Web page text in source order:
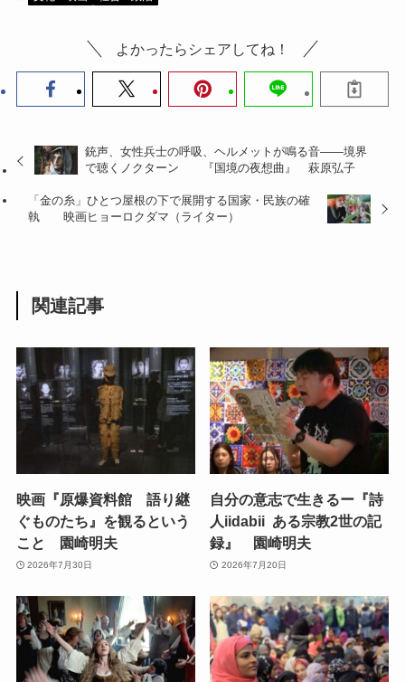
よかったらシェアしてね！
銃声、女性兵士の呼吸、ヘルメットが鳴る音――境界
で聴くノクターン 『国境の夜想曲』 萩原弘子
「金の糸」ひとつ屋根の下で展開する国家・民族の確
執 映画ヒョーロクダマ（ライター）
関連記事
映画『原爆資料館 語り継
ぐものたち』を観るという
こと 園崎明夫
2026年7月30日
自分の意志で生きるー『詩
人iidabii ある宗教2世の記
録』 園崎明夫
2026年7月20日